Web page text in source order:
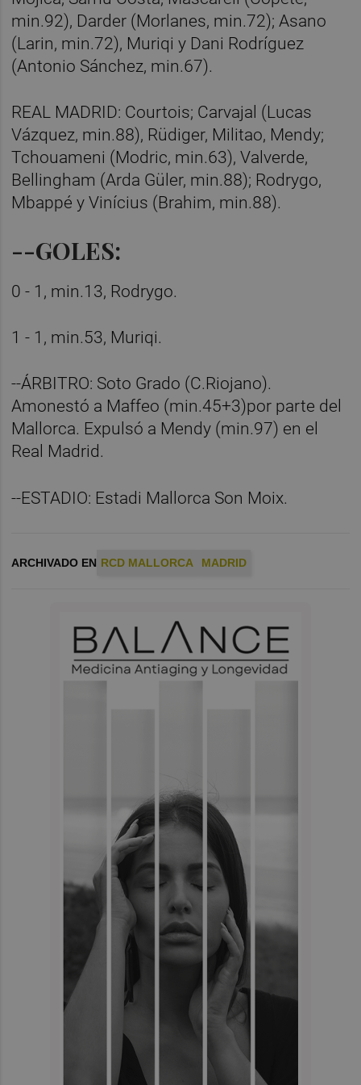
min.92), Darder (Morlanes, min.72); Asano
(Larin, min.72), Muriqi y Dani Rodríguez
(Antonio Sánchez, min.67).
REAL MADRID: Courtois; Carvajal (Lucas
Vázquez, min.88), Rüdiger, Militao, Mendy;
Tchouameni (Modric, min.63), Valverde,
Bellingham (Arda Güler, min.88); Rodrygo,
Mbappé y Vinícius (Brahim, min.88).
--GOLES:
0 - 1, min.13, Rodrygo.
1 - 1, min.53, Muriqi.
--ÁRBITRO: Soto Grado (C.Riojano).
Amonestó a Maffeo (min.45+3)por parte del
Mallorca. Expulsó a Mendy (min.97) en el
Real Madrid.
--ESTADIO: Estadi Mallorca Son Moix.
ARCHIVADO EN RCD MALLORCA MADRID